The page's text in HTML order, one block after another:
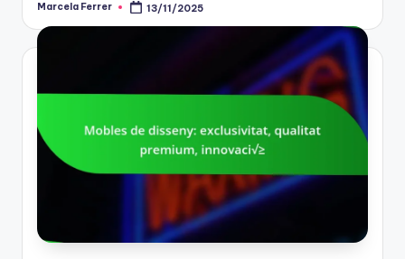
Posted
Marcela Ferrer 13/11/2025